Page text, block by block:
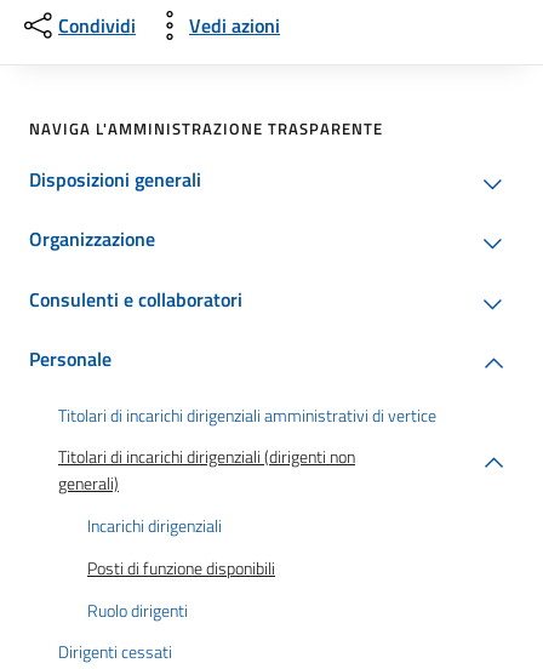
Condividi Vedi azioni
NAVIGA L'AMMINISTRAZIONE TRASPARENTE
Disposizioni generali
Organizzazione
Consulenti e collaboratori
Personale
Titolari di incarichi dirigenziali amministrativi di vertice
Titolari di incarichi dirigenziali (dirigenti non
generali)
Incarichi dirigenziali
Posti di funzione disponibili
Ruolo dirigenti
Dirigenti cessati